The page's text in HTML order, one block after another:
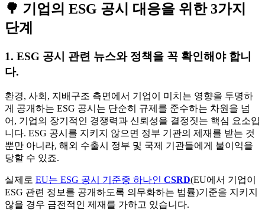
🌳 기업의 ESG 공시 대응을 위한 3가지
단계
1. ESG 공시 관련 뉴스와 정책을 꼭 확인해야 합니
다.
환경, 사회, 지배구조 측면에서 기업이 미치는 영향을 투명하
게 공개하는 ESG 공시는 단순히 규제를 준수하는 차원을 넘
어, 기업의 장기적인 경쟁력과 신뢰성을 결정짓는 핵심 요소입
니다. ESG 공시를 지키지 않으면 정부 기관의 제재를 받는 것
뿐만 아니라, 해외 수출시 정부 및 국제 기관들에게 불이익을
당할 수 있죠.
실제로 EU는 ESG 공시 기준중 하나인 CSRD(EU에서 기업이
ESG 관련 정보를 공개하도록 의무화하는 법률)기준을 지키지
않을 경우 금전적인 제재를 가하고 있습니다.